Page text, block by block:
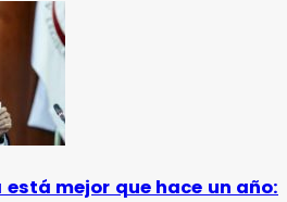
mejor que hace un año: